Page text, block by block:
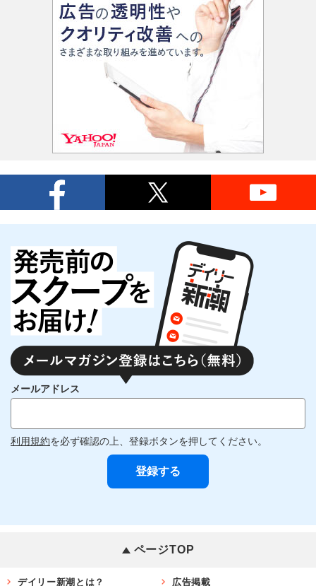
メールアドレス
利用規約を必ず確認の上、登録ボタンを押してください。
ページTOP
デイリー新潮とは？ 広告掲載